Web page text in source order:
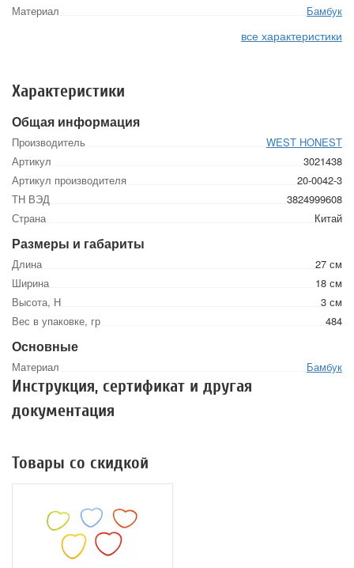
Материал Бамбук
все характеристики
Характеристики
Общая информация
Производитель
WEST HONEST
Артикул
3021438
Артикул производителя
20-0042-3
ТН ВЭД
3824999608
Страна
Китай
Размеры и габариты
Длина
27 см
Ширина
18 см
Высота, Н
3 см
Вес в упаковке, гр
484
Основные
Материал Бамбук
Инструкция, сертификат и другая
документация
Товары со скидкой